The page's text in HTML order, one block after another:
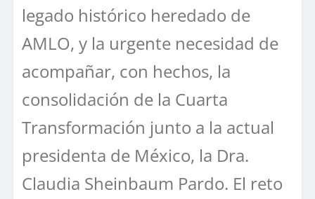
legado histórico heredado de
AMLO, y la urgente necesidad de
acompañar, con hechos, la
consolidación de la Cuarta
Transformación junto a la actual
presidenta de México, la Dra.
Claudia Sheinbaum Pardo. El reto